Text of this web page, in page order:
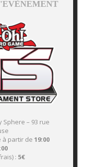
Sphere – 93 rue
à partir de 19:00
: 5€